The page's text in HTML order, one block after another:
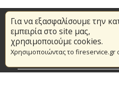
Για να εξασφαλίσουμε την
εμπειρία στο site μας,
χρησιμοποιούμε cookies.
Χρησιμοποιώντας το fireservice.gr
Επικαιρότητα
Το Πυροσβεστικό Σώμα